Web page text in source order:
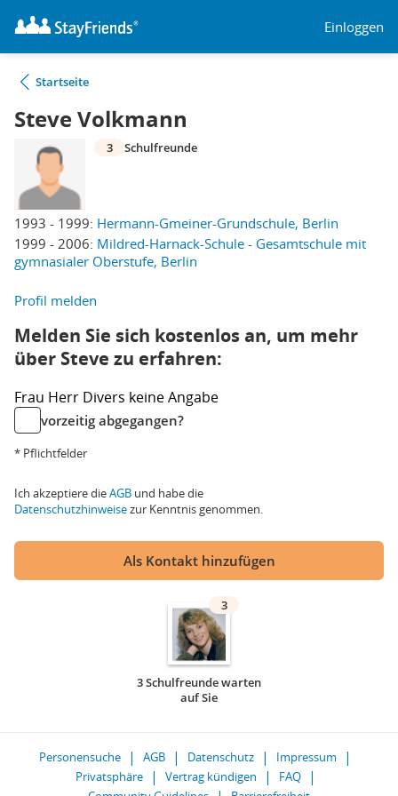
Einloggen
Startseite
Steve Volkmann
1993 - 1999: Hermann-Gmeiner-Grundschule, Berlin
1999 - 2006: Mildred-Harnack-Schule - Gesamtschule mit
gymnasialer Oberstufe, Berlin
3 Schulfreunde
Profil melden
Melden Sie sich kostenlos an, um mehr
über Steve zu erfahren:
Frau Herr Divers keine Angabe
vorzeitig abgegangen?
* Pflichtfelder
Ich akzeptiere dieAGB und habe die
Datenschutzhinweisezur Kenntnis genommen.
Als Kontakt hinzufügen
3
3 Schulfreunde warten
auf Sie
Personensuche AGB Datenschutz
Impressum
Privatsphäre
Vertrag kündigen
FAQ